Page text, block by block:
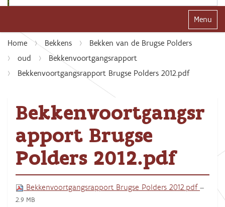
Klap
Home Bekkens
Bekken van de Brugse Polders
oud
Bekkenvoortgangsrapport
Bekkenvoortgangsrapport Brugse Polders 2012.pdf
Bekkenvoortgangsr
apport Brugse
Polders 2012.pdf
Bekkenvoortgangsrapport Brugse Polders 2012.pdf —
2.9 MB